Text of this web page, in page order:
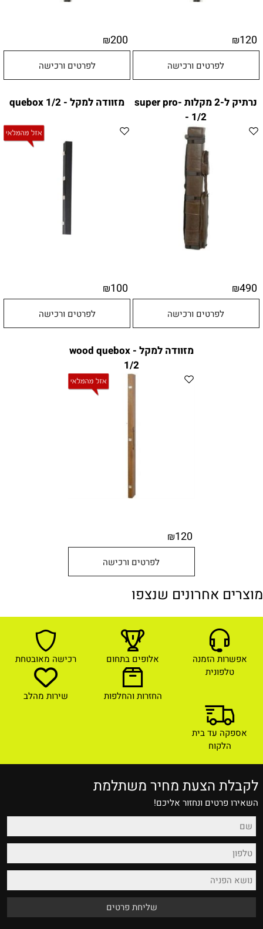
₪120
לפרטים ורכישה
₪200
לפרטים ורכישה
נרתיק ל-2 מקלות -super pro
- 1/2
₪490
לפרטים ורכישה
מזוודה למקל - quebox 1/2
₪100
לפרטים ורכישה
מזוודה למקל - wood quebox
1/2
₪120
לפרטים ורכישה
מוצרים אחרונים שנצפו
אפשרות הזמנה
טלפונית
אלופים בתחום רכישה מאובטחת
החזרות והחלפות שירות מהלב
אספקה עד בית
הלקוח
לקבלת הצעת מחיר משתלמת
השאירו פרטים ונחזור אליכם!